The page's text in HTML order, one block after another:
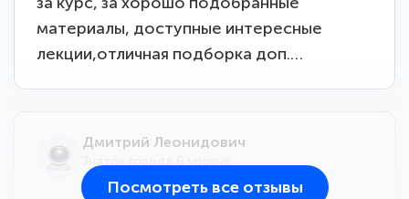
материалы, доступные интересные
лекции,отличная подборка доп.…
Дмитрий Леонидович
Посмотреть все отзывы